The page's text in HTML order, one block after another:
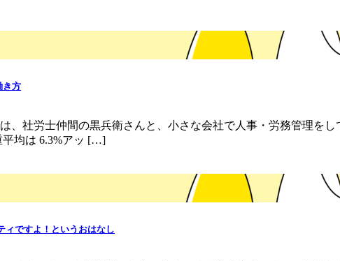
き方
、社労士仲間の黒兵衛さんと、小さな会社で人事・労務管理を
均は 6.3%アッ […]
ィですよ！というおはなし